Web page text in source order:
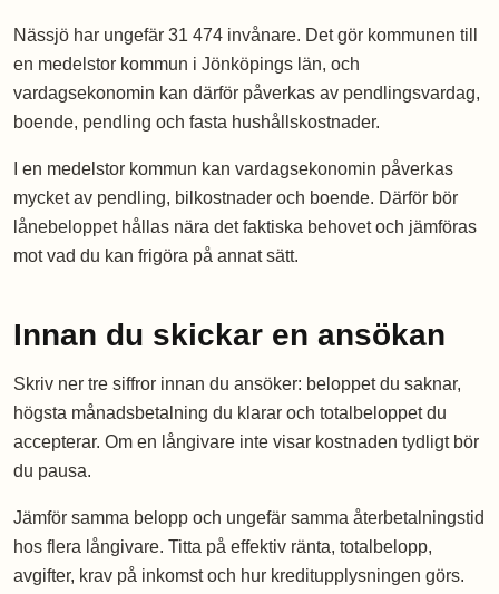
Nässjö har ungefär 31 474 invånare. Det gör kommunen till
en medelstor kommun i Jönköpings län, och
vardagsekonomin kan därför påverkas av pendlingsvardag,
boende, pendling och fasta hushållskostnader.
I en medelstor kommun kan vardagsekonomin påverkas
mycket av pendling, bilkostnader och boende. Därför bör
lånebeloppet hållas nära det faktiska behovet och jämföras
mot vad du kan frigöra på annat sätt.
Innan du skickar en ansökan
Skriv ner tre siffror innan du ansöker: beloppet du saknar,
högsta månadsbetalning du klarar och totalbeloppet du
accepterar. Om en långivare inte visar kostnaden tydligt bör
du pausa.
Jämför samma belopp och ungefär samma återbetalningstid
hos flera långivare. Titta på effektiv ränta, totalbelopp,
avgifter, krav på inkomst och hur kreditupplysningen görs.